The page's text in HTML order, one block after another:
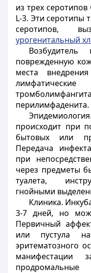
из трех
L-3. Эти серотипы
серотипов,
урогенитальный
поврежденную
места
перилимфаденита.
происходит при
бытовых или
Передача
при
через предметы
туалета,
гнойными
Клиника.
3-7 дней, но
Первичный
или пустула
эритематозного
манифестации
продромальные